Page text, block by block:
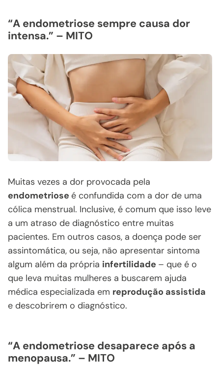
“A endometriose sempre causa dor
intensa.” – MITO
Muitas vezes a dor provocada pela
endometriose é confundida com a dor de uma
cólica menstrual. Inclusive, é comum que isso leve
a um atraso de diagnóstico entre muitas
pacientes. Em outros casos, a doença pode ser
assintomática, ou seja, não apresentar sintoma
algum além da própria infertilidade – que é o
que leva muitas mulheres a buscarem ajuda
médica especializada em reprodução assistida
e descobrirem o diagnóstico.
“A endometriose desaparece após a
menopausa.” – MITO